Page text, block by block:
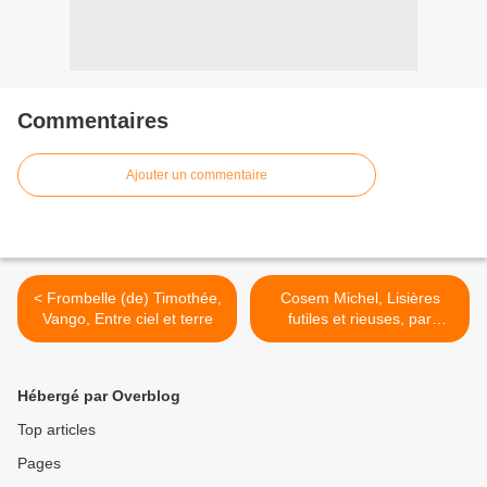
Commentaires
Ajouter un commentaire
< Frombelle (de) Timothée,
Vango, Entre ciel et terre
Cosem Michel, Lisières
futiles et rieuses, par
Albane et al. 5D >
Hébergé par Overblog
Top articles
Pages